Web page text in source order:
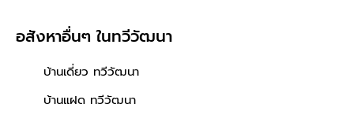
อสังหาอื่นๆในทวีวัฒนา
บ้านเดี่ยว ทวีวัฒนา
บ้านแฝด ทวีวัฒนา